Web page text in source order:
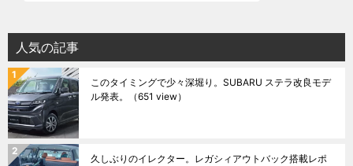
人気の記事
このタイミングで少々深堀り。SUBARU ステラ改良モデ
ル発表。
（651 view）
久しぶりのイレクター。レガシィアウトバック搭載レポ